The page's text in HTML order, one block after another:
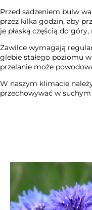
Przed sadzeniem bulw
przez kilka godzin, aby
je płaską częścią do
Zawilce wymagają
glebie stałego poziomu
przelanie może
W naszym klimacie
przechowywać w